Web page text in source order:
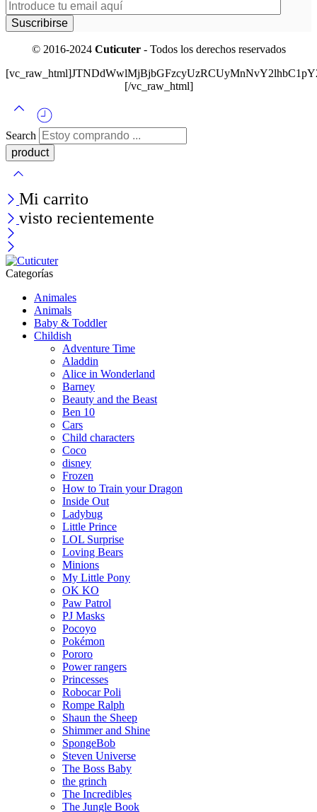
© 2016-2024 Cuticuter- Todos los derechos reservados
[/vc_raw_html]
Search
Mi carrito
visto recientemente
Categorías
Animales
Animals
Baby & Toddler
Childish
Adventure Time
Aladdin
Alice in Wonderland
Barney
Beauty and the Beast
Ben 10
Cars
Child characters
Coco
disney
Frozen
How to Train your Dragon
Inside Out
Ladybug
Little Prince
LOL Surprise
Loving Bears
Minions
My Little Pony
OK KO
Paw Patrol
PJ Masks
Pocoyo
Pokémon
Pororo
Power rangers
Princesses
Robocar Poli
Rompe Ralph
Shaun the Sheep
Shimmer and Shine
SpongeBob
Steven Universe
The Boss Baby
the grinch
The Incredibles
The Jungle Book